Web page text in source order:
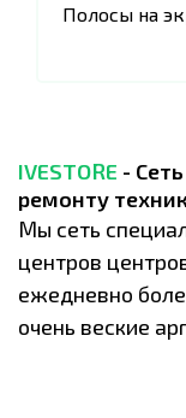
Полосы на
IVESTORE -
ремонту
Мы сеть
центров
ежедневно
очень веские